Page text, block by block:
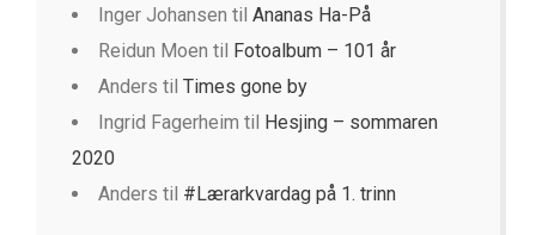
Inger Johansen til Ananas Ha-På
Reidun Moen til Fotoalbum – 101 år
Anders til Times gone by
Ingrid Fagerheim til Hesjing – sommaren
2020
Anders til #Lærarkvardag på 1. trinn